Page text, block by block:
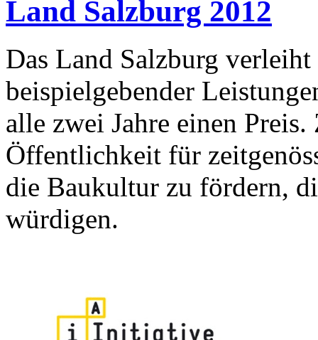
Land Salzburg 2012
Das Land Salzburg
beispielgebender
alle zwei Jahre einen
Öffentlichkeit für
die Baukultur zu fördern,
würdigen.